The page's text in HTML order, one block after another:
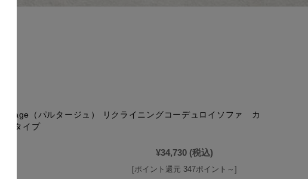
Partage（パルタージュ） リクライニングコーデュロイソファ カ
ウチタイプ
¥34,730 (税込)
[ポイント還元 347ポイント～]